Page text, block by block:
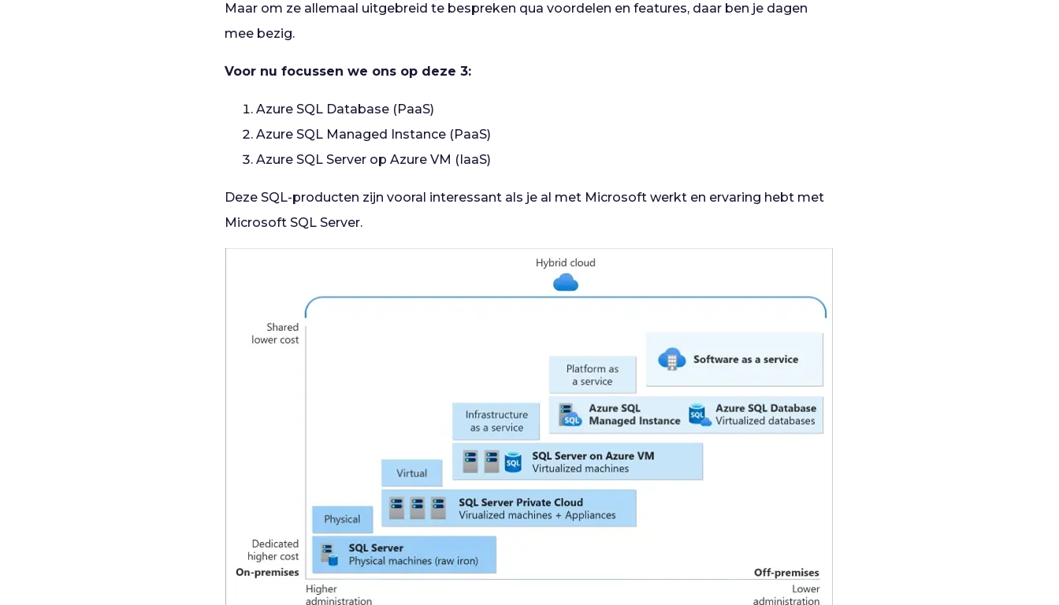
Maar om ze allemaal uitgebreid te bespreken qua voordelen en features, daar ben je dagen
mee bezig.
Voor nu focussen we ons op deze 3:
Azure SQL Database (PaaS)
Azure SQL Managed Instance (PaaS)
Azure SQL Server op Azure VM (IaaS)
Deze SQL-producten zijn vooral interessant als je al met Microsoft werkt en ervaring hebt met
Microsoft SQL Server.